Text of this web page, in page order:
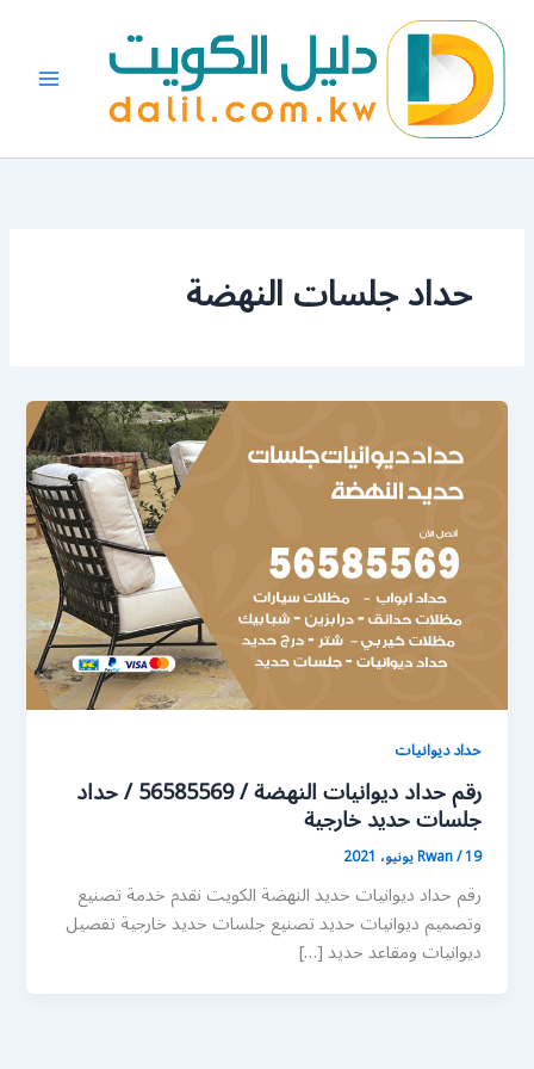
المحتوى
حداد جلسات النهضة
حداد ديوانيات
رقم حداد ديوانيات النهضة / 56585569 / حداد
جلسات حديد خارجية
Rwan/19 يونيو، 2021
رقم حداد ديوانيات حديد النهضة الكويت نقدم خدمة تصنيع
وتصميم ديوانيات حديد تصنيع جلسات حديد خارجية تفصيل
ديوانيات ومقاعد حديد […]